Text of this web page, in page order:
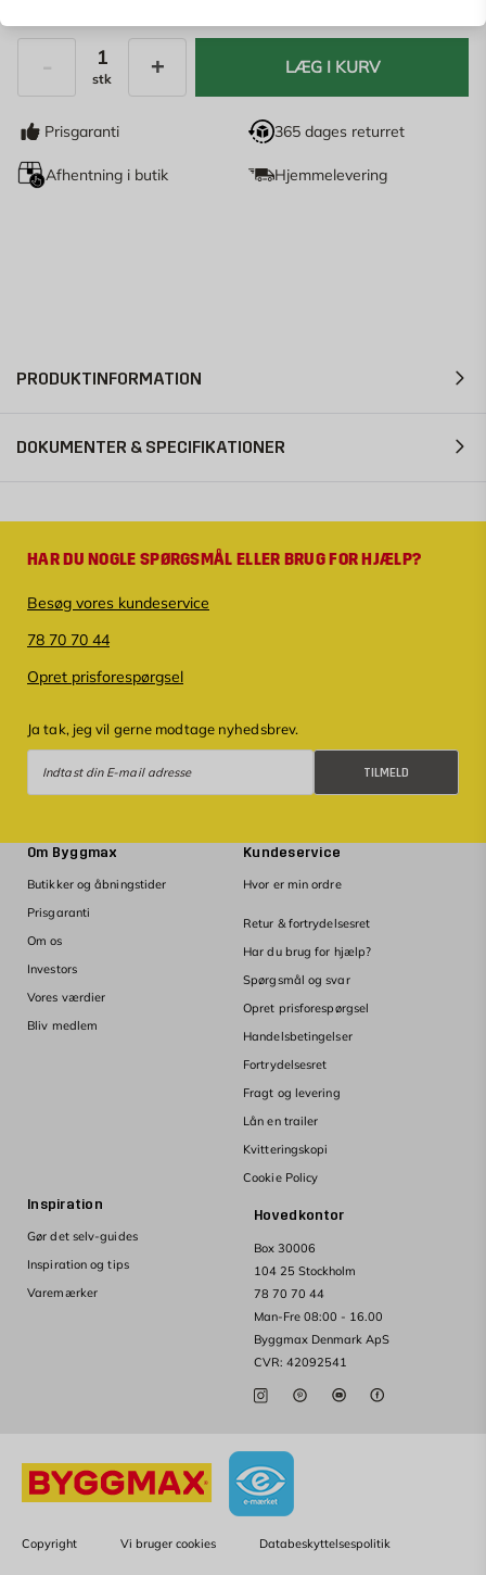
stk
LÆG I KURV
Prisgaranti 365 dages returret
Afhentning i butik Hjemmelevering
PRODUKTINFORMATION
DOKUMENTER & SPECIFIKATIONER
HAR DU NOGLE SPØRGSMÅL ELLER BRUG FOR HJÆLP?
Besøg vores kundeservice
78 70 70 44
Opret prisforespørgsel
Ja tak, jeg vil gerne modtage nyhedsbrev.
TILMELD
Hovedkontor
Box 30006
104 25 Stockholm
78 70 70 44
Man-Fre 08:00 - 16.00
Byggmax Denmark ApS
CVR: 42092541
Om Byggmax
Butikker og åbningstider
Prisgaranti
Om os
Investors
Vores værdier
Bliv medlem
Kundeservice
Hvor er min ordre
Retur & fortrydelsesret
Har du brug for hjælp?
Spørgsmål og svar
Opret prisforespørgsel
Handelsbetingelser
Fortrydelsesret
Fragt og levering
Lån en trailer
Kvitteringskopi
Cookie Policy
Inspiration
Gør det selv-guides
Inspiration og tips
Varemærker
Copyright Vi bruger cookies Databeskyttelsespolitik